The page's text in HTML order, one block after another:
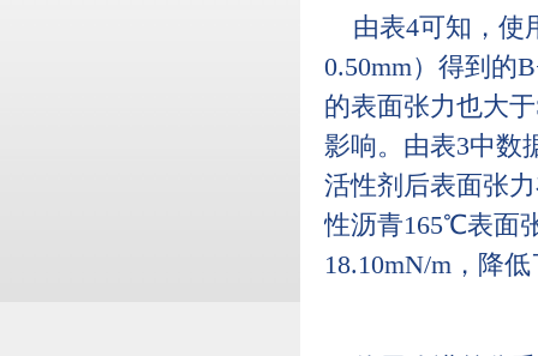
由表4可知，使
0.50mm）得到的
的表面张力也大
影响。由表3中数
活性剂后表面张
性沥青165℃表面
18.10mN/m，降低